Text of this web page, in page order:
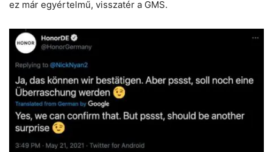
ez már egyértelmű, visszatér a GMS.